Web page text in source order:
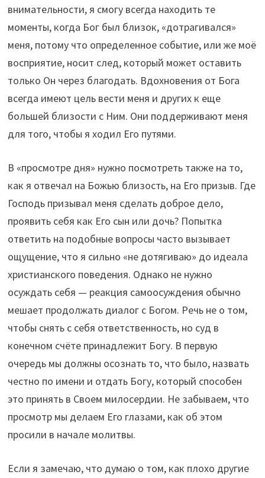
внимательности, я смогу всегда находить те
моменты, когда Бог был близок, «дотрагивался»
меня, потому что определенное событие, или же моё
восприятие, носит след, который может оставить
только Он через благодать. Вдохновения от Бога
всегда имеют цель вести меня и других к еще
большей близости с Ним. Они поддерживают меня
для того, чтобы я ходил Его путями.
В «просмотре дня» нужно посмотреть также на то,
как я отвечал на Божью близость, на Его призыв. Где
Господь призывал меня сделать доброе дело,
проявить себя как Его сын или дочь? Попытка
ответить на подобные вопросы часто вызывает
ощущение, что я сильно «не дотягиваю» до идеала
христианского поведения. Однако не нужно
осуждать себя — реакция самоосуждения обычно
мешает продолжать диалог с Богом. Речь не о том,
чтобы снять с себя ответственность, но суд в
конечном счёте принадлежит Богу. В первую
очередь мы должны осознать то, что было, назвать
честно по имени и отдать Богу, который способен
это принять в Своем милосердии. Не забываем, что
просмотр мы делаем Его глазами, как об этом
просили в начале молитвы.
Если я замечаю, что думаю о том, как плохо другие